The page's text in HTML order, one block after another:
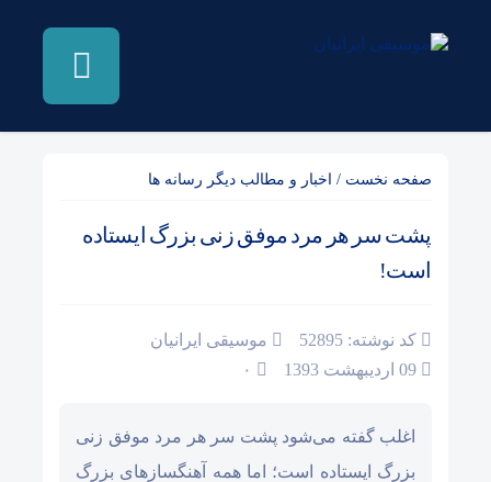
صفحه نخست / اخبار و مطالب دیگر رسانه ها
پشت سر هر مرد موفق زنی بزرگ ایستاده
است!
کد نوشته: 52895
موسیقی ایرانیان
۰
اغلب گفته می‌شود پشت سر هر مرد موفق زنی
بزرگ ایستاده است؛ اما همه آهنگساز‌های بزرگ